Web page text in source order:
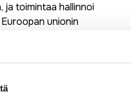
ja toimintaa hallinnoi
unionin